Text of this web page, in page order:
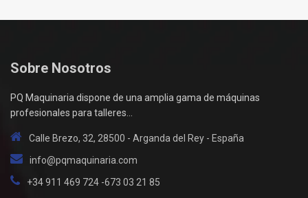
Sobre Nosotros
PQ Maquinaria dispone de una amplia gama de máquinas
profesionales para talleres...
Calle Brezo, 32, 28500 - Arganda del Rey - España
info@pqmaquinaria.com
+34 911 469 724 -673 03 21 85